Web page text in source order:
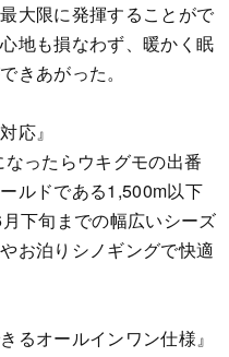
大限に発揮することがで
地も損なわず、暖かく眠
きあがった。
応』
ったらウキグモの出番
ルドである1,500m以下
下旬までの幅広いシーズ
お泊りシノギングで快適
るオールインワン仕様』